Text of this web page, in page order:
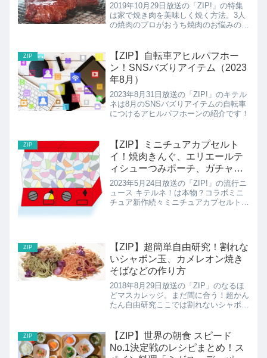
2019年10月29日放送の「ZIP!」の特集
は家で焼き肉を美味しく焼く方法。3人
の焼肉のプロがおうち焼肉のお悩みの解
ない方法野菜がおいしくなる方法の紹
介！
ZIP
【ZIP】自転車アヒルパフホー
ン！SNSバズりアイテム（2023
年8月）
2023年8月31日放送の「ZIP!」のキテル
ネは8月のSNSバズりアイテムの自転車
につけるアヒルパフホーンの紹介です！
ZIP
【ZIP】ミニチュアカプセルト
イ！焼肉きんぐ、エリエールテ
ィシューつみポーチ、ガチャ詰
めポーチ、新堀ギターほか
2023年5月24日放送の「ZIP!」の流行ニ
ュース キテルネ！は本物？コラボミニ
チュア新作続々ミニチュアカプセルトイ
ZIP
【ZIP】超簡単自由研究！割れな
いシャボン玉、カメレオン焼き
そばなどの作り方
2018年8月29日放送の「ZIP」のなるほ
どマスカレッジ。まだ間に合う！超かん
たん自由研究ここでは割れないシャボン
ZIP
【ZIP】世界の朝食 スピード
No.1決定戦のレシピまとめ！ス